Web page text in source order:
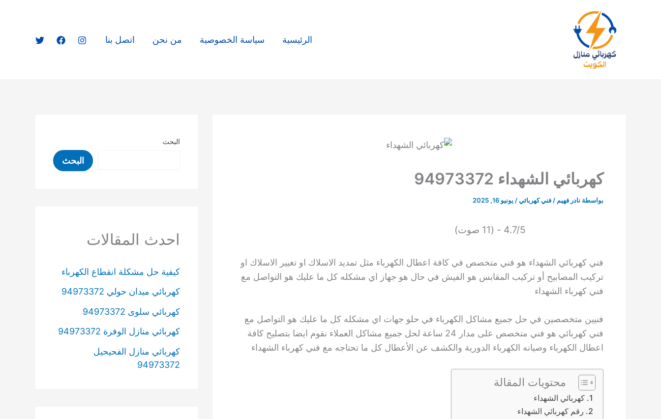
الرئيسية سياسة الخصوصية من نحن اتصل بنا
كهربائي الشهداء 94973372
بواسطة نادر فهيم / فني كهربائي/ يونيو 16, 2025
4.7/5 - (11 صوت)
فني كهربائي الشهداء هو فني متخصص في كافة اعطال الكهرباء مثل تمديد الاسلاك او تغيير الاسلاك او
تركيب المصابيح أو تركيب المقابس هو الفيش في حال هو جهاز اي مشكله كل ما عليك هو التواصل مع
فني كهرباء الشهداء
فنيين متخصصين في حل جميع مشاكل الكهرباء في حلو جهات اي مشكله كل ما عليك هو التواصل مع
فني كهربائي هو فني متخصص على مدار 24 ساعة لحل جميع مشاكل العملاء نقوم ايضا بتصليح كافة
اعطال الكهرباء وصيانه الكهرباء الدورية والكشف عن الأعطال كل ما تحتاجه مع فني كهرباء الشهداء
محتويات المقالة
كهربائي الشهداء
رقم كهربائي الشهداء
البحث
البحث
احدث المقالات
كيفية حل مشكلة انقطاع الكهرباء
كهربائي ميدان حولي 94973372
كهربائي سلوى 94973372
كهربائي منازل الوفرة 94973372
كهربائي منازل الفحيحيل
94973372